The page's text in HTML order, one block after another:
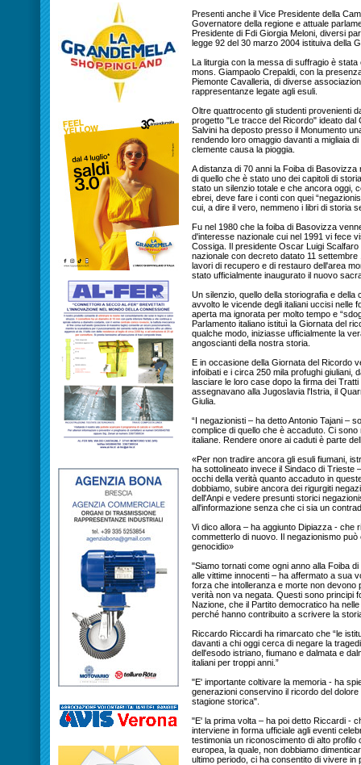
Presenti anche il Vice Presidente della
Governatore della regione e attuale
Presidente di Fdi Giorgia Meloni, diversi
legge 92 del 30 marzo 2004 istituiva della
La liturgia con la messa di suffragio è
mons. Giampaolo Crepaldi, con la
Piemonte Cavalleria, di diverse
rappresentanze legate agli esuli.
Oltre quattrocento gli studenti provenienti
progetto "Le tracce del Ricordo" ideato dal
Salvini ha deposto presso il Monumento
rendendo loro omaggio davanti a migliaia
clemente causa la pioggia.
A distanza di 70 anni la Foiba di
di quello che è stato uno dei capitoli di
stato un silenzio totale e che ancora oggi,
ebrei, deve fare i conti con quei
cui, a dire il vero, nemmeno i libri di storia
Fu nel 1980 che la foiba di Basovizza
d'interesse nazionale cui nel 1991 vi fece
Cossiga. Il presidente Oscar Luigi
nazionale con decreto datato 11
lavori di recupero e di restauro dell'area
stato ufficialmente inaugurato il nuovo
Un silenzio, quello della storiografia e
avvolto le vicende degli italiani uccisi nelle
aperta ma ignorata per molto tempo e
Parlamento italiano istituì la Giornata del
qualche modo, iniziasse ufficialmente la
angoscianti della nostra storia.
E in occasione della Giornata del Ricordo
infoibati e i circa 250 mila profughi giuliani,
lasciare le loro case dopo la firma dei
assegnavano alla Jugoslavia l'Istria, il
Giulia.
“I negazionisti – ha detto Antonio Tajani –
complice di quello che è accaduto. Ci
italiane. Rendere onore ai caduti è parte
«Per non tradire ancora gli esuli fiumani,
ha sottolineato invece il Sindaco di Trieste
occhi della verità quanto accaduto in
dobbiamo, subire ancora dei rigurgiti
dell'Anpi e vedere presunti storici
all'informazione senza che ci sia un
Vi dico allora – ha aggiunto Dipiazza - che
commetterlo di nuovo. Il negazionismo
genocidio»
"Siamo tornati come ogni anno alla Foiba
alle vittime innocenti – ha affermato a sua
forza che intolleranza e morte non
verità non va negata. Questi sono principi
Nazione, che il Partito democratico ha
perché hanno contribuito a scrivere la
Riccardo Riccardi ha rimarcato che “le
davanti a chi oggi cerca di negare la
dell'esodo istriano, fiumano e dalmata e
italiani per troppi anni.”
"E' importante coltivare la memoria - ha
generazioni conservino il ricordo del
stagione storica".
"E' la prima volta – ha poi detto Riccardi -
interviene in forma ufficiale agli eventi
testimonia un riconoscimento di alto
europea, la quale, non dobbiamo
ultimo periodo, ci ha consentito di vivere in